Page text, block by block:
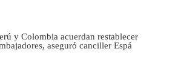
y Colombia acuerdan restablecer
aseguró canciller Espá